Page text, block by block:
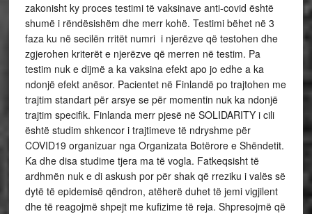
zakonisht ky proces testimi të vaksinave anti-covid është
shumë i rëndësishëm dhe merr kohë. Testimi bëhet në 3
faza ku në secilën rritët numri i njerëzve që testohen dhe
zgjerohen kriterët e njerëzve që merren në testim. Pa
testim nuk e dijmë a ka vaksina efekt apo jo edhe a ka
ndonjë efekt anësor. Pacientet në Finlandë po trajtohen me
trajtim standart për arsye se për momentin nuk ka ndonjë
trajtim specifik. Finlanda merr pjesë në SOLIDARITY i cili
është studim shkencor i trajtimeve të ndryshme për
COVID19 organizuar nga Organizata Botërore e Shëndetit.
Ka dhe disa studime tjera ma të vogla. Fatkeqsisht të
ardhmën nuk e di askush por për shak që rreziku i valës së
dytë të epidemisë qëndron, atëherë duhet të jemi vigjilent
dhe të reagojmë shpejt me kufizime të reja. Shpresojmë që